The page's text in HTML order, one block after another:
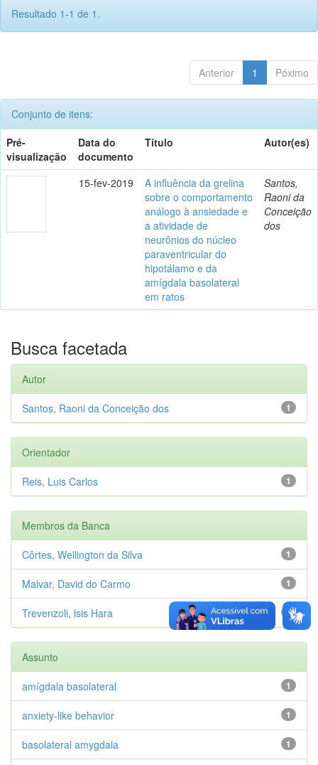
Resultado 1-1 de 1.
Anterior 1 Póximo
Conjunto de itens:
Pré-
visualização
Data do
documento
Título Autor(es)
15-fev-2019
A influência da grelina
sobre o comportamento
análogo à ansiedade e
a atividade de
neurônios do núcleo
paraventricular do
hipotálamo e da
amígdala basolateral
em ratos
Santos,
Raoni da
Conceição
dos
Busca facetada
Autor
1
Santos, Raoni da Conceição dos
Orientador
1
Reis, Luis Carlos
Membros da Banca
1
Côrtes, Wellington da Silva
1
Malvar, David do Carmo
1
Trevenzoli, lsis Hara
Assunto
1
amígdala basolateral
1
anxiety-like behavior
1
basolateral amygdala